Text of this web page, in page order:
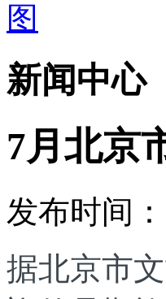
新闻中心
7月北京
发布时间
据北京市